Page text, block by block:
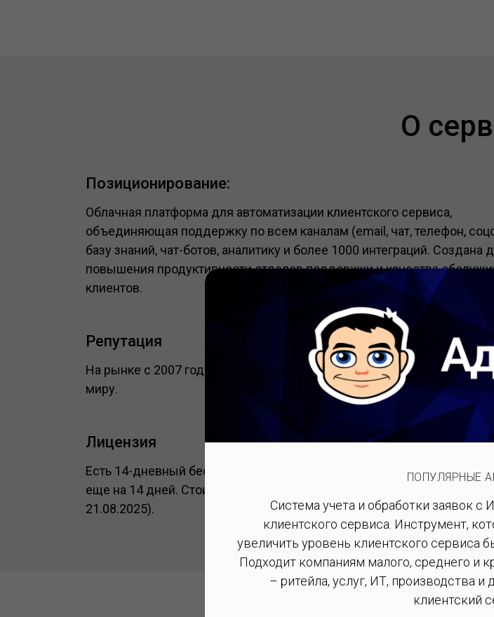
ПОПУЛЯРНЫЕ
Система учета и обработки заявок с
клиентского сервиса. Инструмент,
увеличить уровень клиентского сервиса
Подходит компаниям малого, среднего и
– ритейла, услуг, ИТ, производства
клиентский
О
Позиционирование:
Облачная платформа для автоматизации клиентского сервиса,
объединяющая поддержку по всем каналам (email, чат, телефон,
базу знаний, чат-ботов, аналитику и более 1000 интеграций. Создана
повышения продуктивности отделов поддержки и качества
клиентов.
Репутация
На рынке с 2007 года. Используется более чем 100 000 компаний по
миру.
Лицензия
Есть 14-дневный бесплатный пробный период, который можно
еще на 14 дней. Стоимость от £15 в месяц (от 1 622 ₽ по курсу на
21.08.2025).